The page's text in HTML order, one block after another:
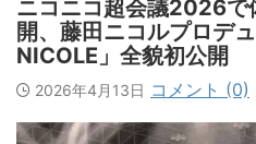
ニコニコ超会議2026で
開、藤田ニコルプロデ
NICOLE」全貌初公開
2026年4月13日 コメント (0)